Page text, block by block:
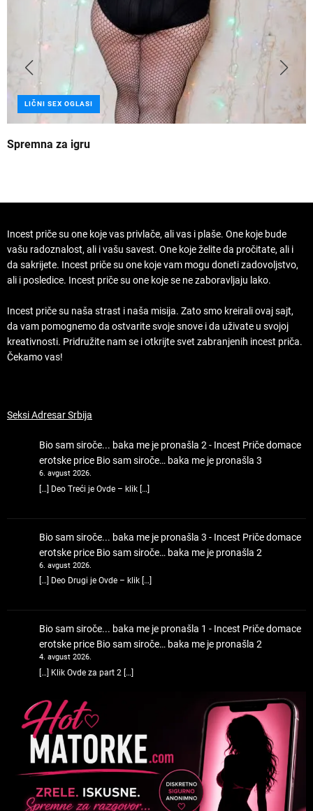
LIČNI SEX OGLASI
Spremna za igru
Incest priče su one koje vas privlače, ali vas i plaše. One koje bude
vašu radoznalost, ali i vašu savest. One koje želite da pročitate, ali i
da sakrijete. Incest priče su one koje vam mogu doneti zadovoljstvo,
ali i posledice. Incest priče su one koje se ne zaboravljaju lako.
Incest priče su naša strast i naša misija. Zato smo kreirali ovaj sajt,
da vam pomognemo da ostvarite svoje snove i da uživate u svojoj
kreativnosti. Pridružite nam se i otkrijte svet zabranjenih incest priča.
Čekamo vas!
Seksi Adresar Srbija
Bio sam siroče... baka me je pronašla 2 - Incest Priče domace
erotske price Bio sam siroče… baka me je pronašla 3
6. avgust 2026.
[…] Deo Treći je Ovde – klik […]
Bio sam siroče... baka me je pronašla 3 - Incest Priče domace
erotske price Bio sam siroče… baka me je pronašla 2
6. avgust 2026.
[…] Deo Drugi je Ovde – klik […]
Bio sam siroče... baka me je pronašla 1 - Incest Priče domace
erotske price Bio sam siroče… baka me je pronašla 2
4. avgust 2026.
[…] Klik Ovde za part 2 […]